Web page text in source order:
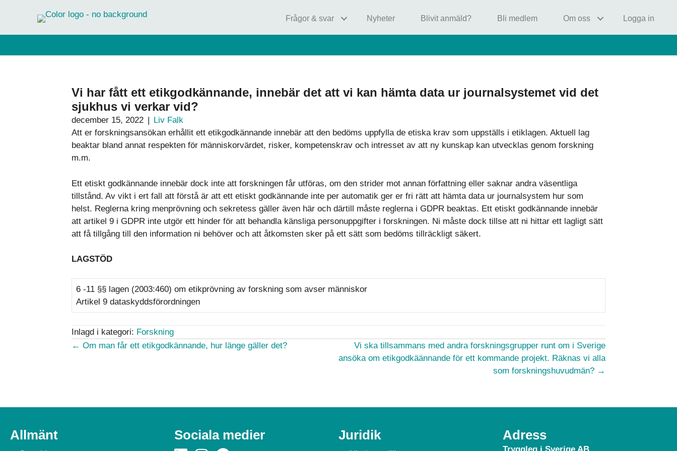
Frågor & svar Nyheter Blivit anmäld? Bli medlem Om oss Logga in
Vi har fått ett etikgodkännande, innebär det att vi kan hämta data ur journalsystemet vid det
sjukhus vi verkar vid?
december 15, 2022 | Liv Falk
Att er forskningsansökan erhållit ett etikgodkännande innebär att den bedöms uppfylla de etiska krav som uppställs i etiklagen. Aktuell lag
beaktar bland annat respekten för människorvärdet, risker, kompetenskrav och intresset av att ny kunskap kan utvecklas genom forskning
m.m.
Ett etiskt godkännande innebär dock inte att forskningen får utföras, om den strider mot annan författning eller saknar andra väsentliga
tillstånd. Av vikt i ert fall att förstå är att ett etiskt godkännande inte per automatik ger er fri rätt att hämta data ur journalsystem hur som
helst. Reglerna kring menprövning och sekretess gäller även här och därtill måste reglerna i GDPR beaktas. Ett etiskt godkännande innebär
att artikel 9 i GDPR inte utgör ett hinder för att behandla känsliga personuppgifter i forskningen. Ni måste dock tillse att ni hittar ett lagligt sätt
att få tillgång till den information ni behöver och att åtkomsten sker på ett sätt som bedöms tillräckligt säkert.
LAGSTÖD
6 -11 §§ lagen (2003:460) om etikprövning av forskning som avser människor
Artikel 9 dataskyddsförordningen
Inlagd i kategori: Forskning
Posts
← Om man får ett etikgodkännande, hur länge gäller det?
Vi ska tillsammans med andra forskningsgrupper runt om i Sverige
ansöka om etikgodkäännande för ett kommande projekt. Räknas vi alla
som forskningshuvudmän? →
Allmänt Sociala medier Juridik Adress